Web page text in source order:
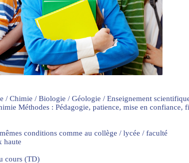
/ Chimie / Biologie / Géologie / Enseignement
Méthodes : Pédagogie, patience, mise en confiance,
conditions comme au collège / lycée / faculté
haute
cours (TD)